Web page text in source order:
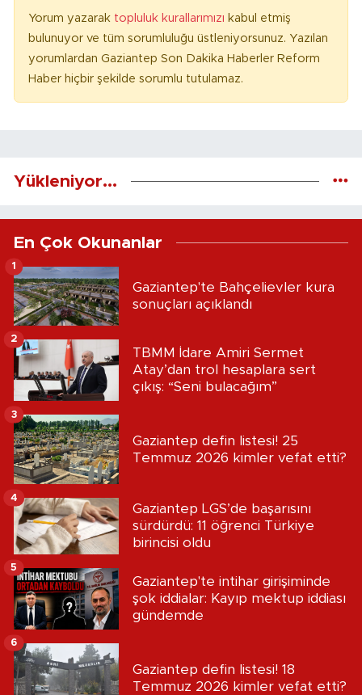
Yorum yazarak topluluk kurallarımızı kabul etmiş
bulunuyor ve tüm sorumluluğu üstleniyorsunuz. Yazılan
yorumlardan Gaziantep Son Dakika Haberler Reform
Haber hiçbir şekilde sorumlu tutulamaz.
Yükleniyor...
En Çok Okunanlar
Gaziantep'te Bahçelievler kura
sonuçları açıklandı
1
TBMM İdare Amiri Sermet
Atay’dan trol hesaplara sert
çıkış: “Seni bulacağım”
2
Gaziantep defin listesi! 25
Temmuz 2026 kimler vefat etti?
3
Gaziantep LGS’de başarısını
sürdürdü: 11 öğrenci Türkiye
birincisi oldu
4
Gaziantep'te intihar girişiminde
şok iddialar: Kayıp mektup iddiası
gündemde
5
Gaziantep defin listesi! 18
Temmuz 2026 kimler vefat etti?
6